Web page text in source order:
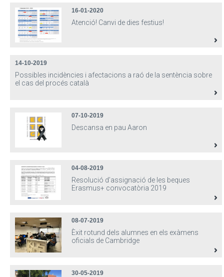
16-01-2020
Atenció! Canvi de dies festius!
14-10-2019
Possibles incidències i afectacions a raó de la sentència sobre
el cas del procés català
07-10-2019
Descansa en pau Aaron
04-08-2019
Resolució d’assignació de les beques
Erasmus+ convocatòria 2019
08-07-2019
Èxit rotund dels alumnes en els exàmens
oficials de Cambridge
30-05-2019